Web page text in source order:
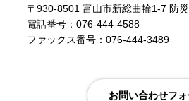
〒930-8501 富山市新総曲輪1-7 防
電話番号：076-444-4588
ファックス番号：076-444-3489